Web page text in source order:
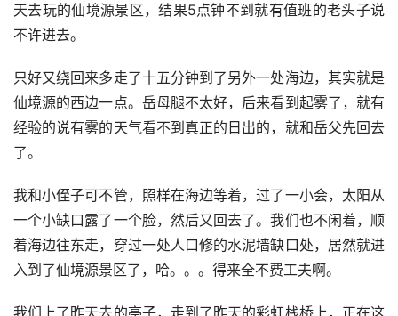
天去玩的仙境源景区，结果5点钟不到就有值班的老头子说
不许进去。
只好又绕回来多走了十五分钟到了另外一处海边，其实就是
仙境源的西边一点。岳母腿不太好，后来看到起雾了，就有
经验的说有雾的天气看不到真正的日出的，就和岳父先回去
了。
我和小侄子可不管，照样在海边等着，过了一小会，太阳从
一个小缺口露了一个脸，然后又回去了。我们也不闲着，顺
着海边往东走，穿过一处人口修的水泥墙缺口处，居然就进
入到了仙境源景区了，哈。。。得来全不费工夫啊。